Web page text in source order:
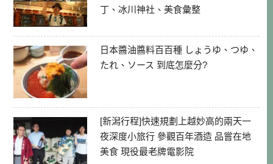
丁、冰川神社、美食彙整
日本醬油醬料百百種 しょうゆ、つゆ、
たれ、ソース 到底怎麼分?
[新潟行程]快速規劃上越妙高的兩天一
夜深度小旅行 參觀百年酒造 品嘗在地
美食 現役最老牌電影院